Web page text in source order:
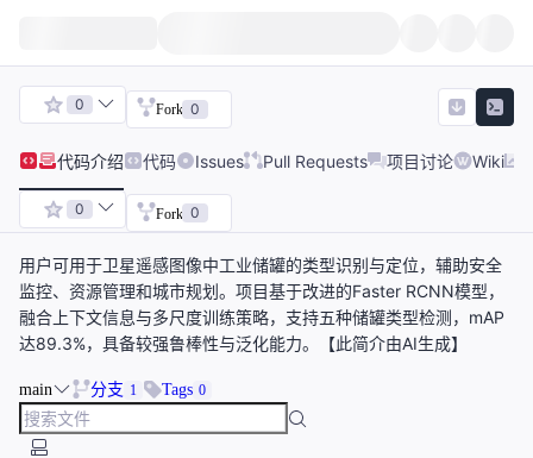
0 Fork 0
代码介绍 代码 Issues Pull Requests 项目讨论 Wiki
0 Fork 0
用户可用于卫星遥感图像中工业储罐的类型识别与定位，辅助安全
监控、资源管理和城市规划。项目基于改进的Faster RCNN模型，
融合上下文信息与多尺度训练策略，支持五种储罐类型检测，mAP
达89.3%，具备较强鲁棒性与泛化能力。【此简介由AI生成】
main 分支 1 Tags 0